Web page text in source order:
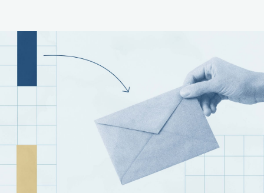
viðskiptavini til að kynna sér efni hennar.